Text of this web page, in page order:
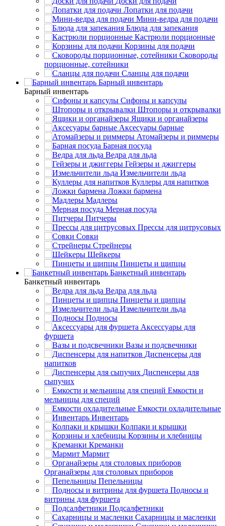
Лопатки для подачи
Мини-ведра для подачи
Блюда для запекания
Кастрюли порционные
Корзины для подачи
Сковороды
порционные, сотейники
Сланцы для подачи
Барный инвентарь
Барный инвентарь
Сифоны и капсулы
Штопоры и открывалки
Ящики и органайзеры
Аксесуары барные
Атомайзеры и риммеры
Барная посуда
Ведра для льда
Гейзеры и джиггеры
Измельчители льда
Куллеры для напитков
Ложки бармена
Мадлеры
Мерная посуда
Питчеры
Прессы для цитрусовых
Совки
Стрейнеры
Шейкеры
Пинцеты и щипцы
Банкетный инвентарь
Банкетный инвентарь
Ведра для льда
Пинцеты и щипцы
Измельчители льда
Подносы
Аксессуары для
фуршета
Вазы и подсвечники
Диспенсеры для
напитков
Диспенсеры для
сыпучих
Емкости и
мельницы для специй
Емкости охладительные
Инвентарь
Колпаки и крышки
Корзины и хлебницы
Креманки
Мармит
Органайзеры для столовых приборов
Пепельницы
Подносы и
витрины для фуршета
Подсалфетники
Сахарницы и масленки